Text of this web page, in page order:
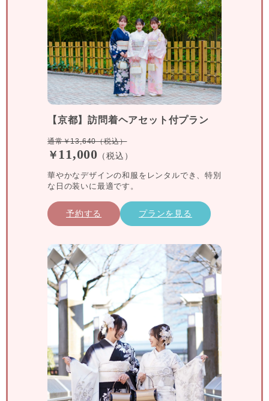
【京都】訪問着ヘアセット付プラン
通常￥13,640（税込）
￥ 11,000 （税込）
華やかなデザインの和服をレンタルでき、特別
な日の装いに最適です。
予約する プランを見る